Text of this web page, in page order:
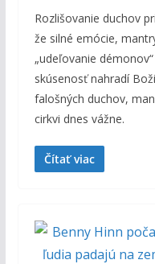
Rozlišovanie duchov
že silné emócie,
„udeľovanie
skúsenosť nahradí
falošných duchov,
cirkvi dnes vážne.
Čítať viac